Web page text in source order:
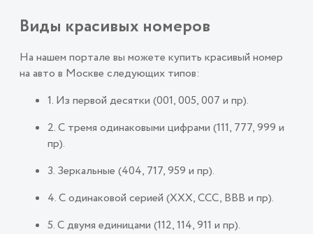
Виды красивых номеров
На нашем портале вы можете купить красивый номер
на авто в Москве следующих типов:
1. Из первой десятки (001, 005, 007 и пр).
2. С тремя одинаковыми цифрами (111, 777, 999 и
пр).
3. Зеркальные (404, 717, 959 и пр).
4. С одинаковой серией (ХХХ, ССС, ВВВ и пр).
5. С двумя единицами (112, 114, 911 и пр).